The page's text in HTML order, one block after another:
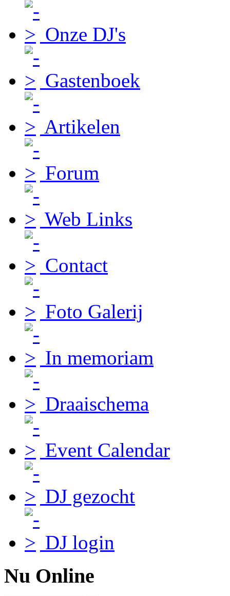
Onze DJ's
Gastenboek
Artikelen
Forum
Web Links
Contact
Foto Galerij
In memoriam
Draaischema
Event Calendar
DJ gezocht
DJ login
Nu Online